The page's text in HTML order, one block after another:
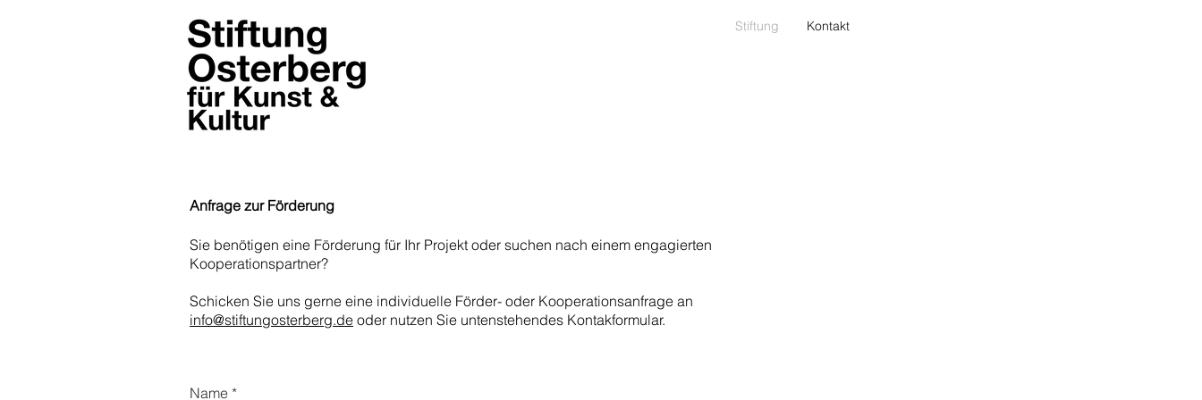
Stiftung Kontakt
Anfrage zur Förderung
Sie benötigen eine Förderung für Ihr Projekt oder suchen nach einem engagierten
Kooperationspartner?
Schicken Sie uns gerne eine individuelle Förder- oder Kooperationsanfrage an
info@stiftungosterberg.de oder nutzen Sie untenstehendes Kontakformular.
Name